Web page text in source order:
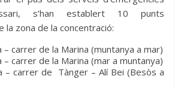
s’han establert 10 punts
la zona de la concentració:
– carrer de la Marina (muntanya a mar)
– carrer de la Marina (mar a muntanya)
– carrer de Tànger – Alí Bei (Besòs a